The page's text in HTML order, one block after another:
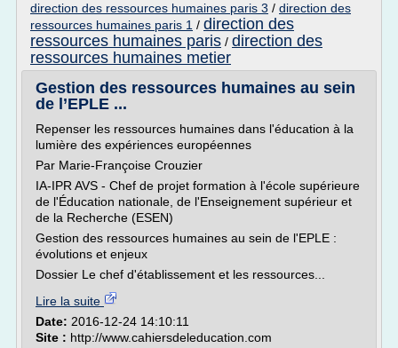
direction des ressources humaines paris 3 / direction des
ressources humaines paris 1 / direction des
ressources humaines paris / direction des
ressources humaines metier
Gestion des ressources humaines au sein
de l’EPLE ...
Repenser les ressources humaines dans l'éducation à la
lumière des expériences européennes
Par Marie-Françoise Crouzier
IA-IPR AVS - Chef de projet formation à l'école supérieure
de l'Éducation nationale, de l'Enseignement supérieur et
de la Recherche (ESEN)
Gestion des ressources humaines au sein de l'EPLE :
évolutions et enjeux
Dossier Le chef d'établissement et les ressources...
Lire la suite
Date: 2016-12-24 14:10:11
Site : http://www.cahiersdeleducation.com